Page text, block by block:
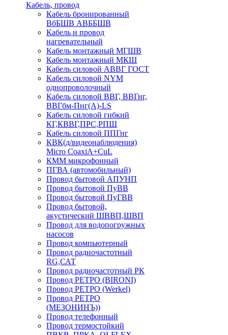
Кабель, провод
Кабель бронированный
ВбБШВ АВББШВ
Кабель и провод
нагревательный
Кабель монтажный МГШВ
Кабель монтажный МКШ
Кабель силовой АВВГ ГОСТ
Кабель силовой NYM
однопроволочный
Кабель силовой ВВГ, ВВГнг,
ВВГбм-Пнг(А)-LS
Кабель силовой гибкий
КГ,КВВГ,ПРС,РПШ
Кабель силовой ППГнг
КВК(д/видеонаблюдения)
Micro CoaxiA+CuL
КММ микрофонный
ПГВА (автомобильный)
Провод бытовой АПУНП
Провод бытовой ПуВВ
Провод бытовой ПуГВВ
Провод бытовой,
акустический ШВВП,ШВП
Провод для водопогружных
насосов
Провод компьютерный
Провод радиочастотный
RG,САТ
Провод радиочастотный РК
Провод РЕТРО (BIRONI)
Провод РЕТРО (Werkel)
Провод РЕТРО
(МЕЗОНИНЪ))
Провод телефонный
Провод термостойкий